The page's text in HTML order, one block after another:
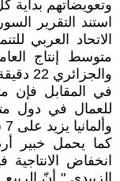
وتعويضاتهم بداية
استند التقرير
الاتحاد العربي
في المقابل فإن
للعمال في دول
وألمانيا يزيد على 7 ساعات.
كما يحمل خبير
انخفاض الانتاجية